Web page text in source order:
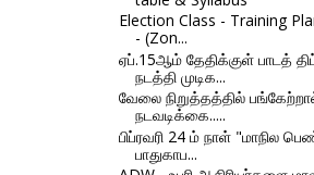
Election Class - Training
- (Zon...
ஏப்.15ஆம் தேதிக்குள் பாடத்
நடத்தி முடிக...
வேலை நிறுத்தத்தில்
நடவடிக்கை.....
பிப்ரவரி 24 ம் நாள் "மாநில
பாதுகாப...